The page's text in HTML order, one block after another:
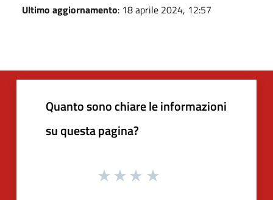
Ultimo aggiornamento: 18 aprile 2024, 12:57
Quanto sono chiare le informazioni
su questa pagina?